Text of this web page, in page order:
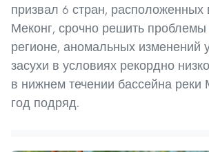
призвал 6 стран, расположенных
Меконг, срочно решить
регионе, аномальных изменений
засухи в условиях рекордно
в нижнем течении бассейна реки
год подряд.